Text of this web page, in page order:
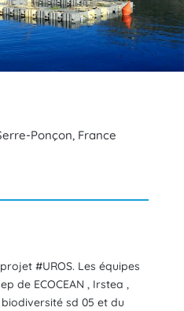
Ponçon, France
#UROS. Les équipes
de ECOCEAN , Irstea ,
sd 05 et du